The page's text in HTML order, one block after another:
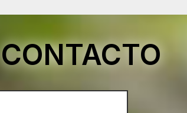
CONTACTO